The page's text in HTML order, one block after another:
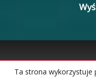
Ta strona wykorzystuje